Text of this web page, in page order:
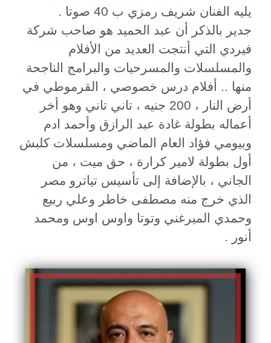
يليه الفنان شريف رمزي ب 40 صوتا .
جدير بالذكر أن عبد الحميد هو صاحب شركة
فيردي التي أنتجت العديد من الأفلام
والمسلسلات والمسرحيات والبرامج الناجحة
منها .. أفلام درس خصوصي ، القرموطي في
أرض النار ، 200 جنيه ، تاني تاني وهو أخر
أعماله بطولة غادة عبد الرازق وأحمد ادم
وبيومي فؤاد العام الماضي ومسلسلات كلبش
أول بطولة لامير كرارة ، حق ميت ، من
الجاني ، بالإضافة إلى تأسيس تياترو مصر
الذي خرج منه مصطفى خاطر وعلي ربيع
وحمدي الميرغني وتوتا واوس اوس ومحمد
أنور .